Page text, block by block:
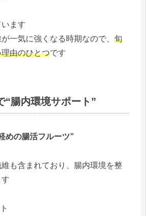
ます
一気に強くなる時期なので、 旬
由のひとつです
“腸内環境サポート”
めの腸活フルーツ”
も含まれており、腸内環境を整